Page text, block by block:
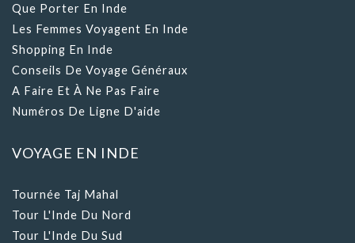
Que Porter En Inde
Les Femmes Voyagent En Inde
Shopping En Inde
Conseils De Voyage Généraux
A Faire Et À Ne Pas Faire
Numéros De Ligne D'aide
VOYAGE EN INDE
Tournée Taj Mahal
Tour L'Inde Du Nord
Tour L'Inde Du Sud